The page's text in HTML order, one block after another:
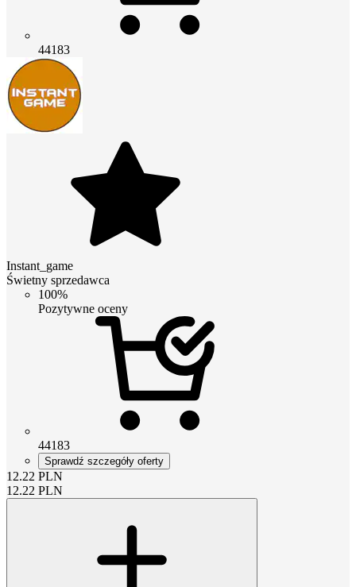
44183
Instant_game
Świetny sprzedawca
100%
Pozytywne oceny
44183
Sprawdź szczegóły oferty
12.22 PLN
12.22 PLN